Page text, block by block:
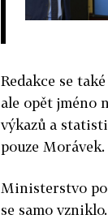
Redakce se
ale opět jméno
výkazů a
pouze Morávek.
Ministerstvo
se samo